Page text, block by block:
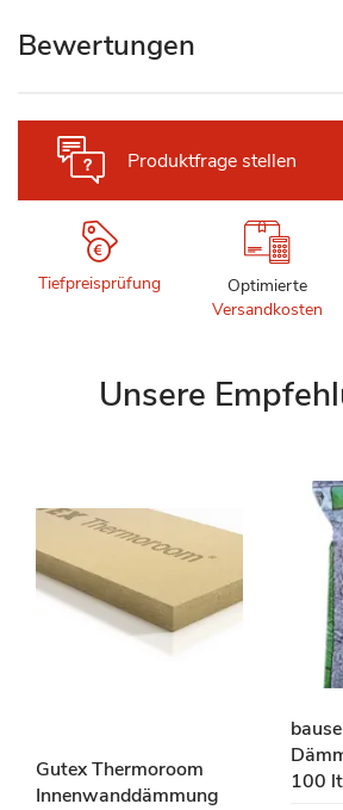
Produktfrage stellen
Tiefpreisprüfung
Optimierte
Versandkosten
Bewertungen
Unsere
Gutex Thermoroom
Innenwanddämmung
100